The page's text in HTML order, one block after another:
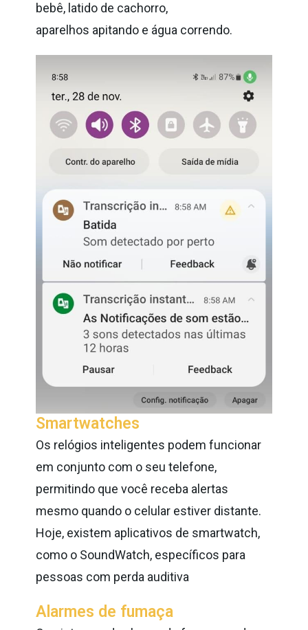
bebê, latido de cachorro,
aparelhos apitando e água correndo.
Smartwatches
Os relógios inteligentes podem funcionar
em conjunto com o seu telefone,
permitindo que você receba alertas
mesmo quando o celular estiver distante.
Hoje, existem aplicativos de smartwatch,
como o SoundWatch, específicos para
pessoas com perda auditiva
Alarmes de fumaça